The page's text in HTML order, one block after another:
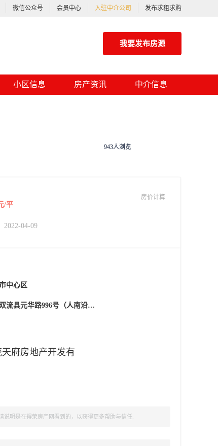
微信公众号 会员中心 入驻中介公司 发布求租求购
我要发布房源
小区信息 房产资讯 中介信息
943人浏览
/平
房价计算
2022-04-09
中心区
路996号（人南沿线迎宾大道与元华路交汇处）
府房地产开发有
说明是在得荣房产网看到的，以获得更多帮助与信任.